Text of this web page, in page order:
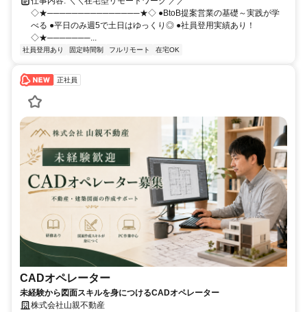
◇★───────────────★◇ ●BtoB提案営業の基礎～実践が学
べる ●平日のみ週5で土日はゆっくり◎ ●社員登用実績あり！
◇★───────...
社員登用あり 固定時間制 フルリモート 在宅OK
正社員
CADオペレーター
未経験から図面スキルを身につけるCADオペレーター
株式会社山親不動産